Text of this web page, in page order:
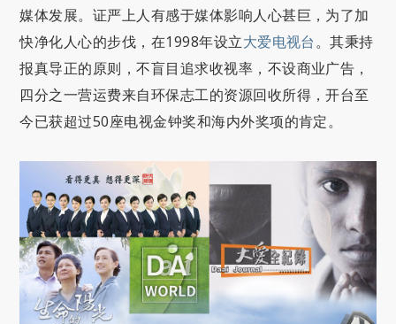
媒体发展。证严上人有感于媒体影响人心甚巨，为了加
快净化人心的步伐，在1998年设立大爱电视台。其秉持
报真导正的原则，不盲目追求收视率，不设商业广告，
四分之一营运费来自环保志工的资源回收所得，开台至
今已获超过50座电视金钟奖和海内外奖项的肯定。